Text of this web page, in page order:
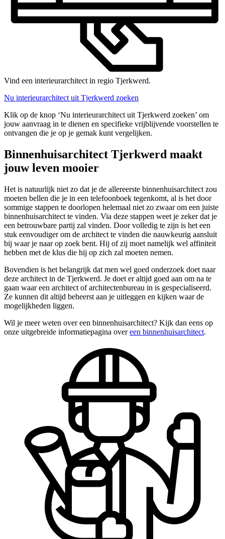
Vind een interieurarchitect in regio Tjerkwerd.
Nu interieurarchitect uit Tjerkwerd zoeken
Klik op de knop ‘Nu interieurarchitect uit Tjerkwerd zoeken’ om
jouw aanvraag in te dienen en specifieke vrijblijvende voorstellen te
ontvangen die je op je gemak kunt vergelijken.
Binnenhuisarchitect Tjerkwerd maakt
jouw leven mooier
Het is natuurlijk niet zo dat je de allereerste binnenhuisarchitect zou
moeten bellen die je in een telefoonboek tegenkomt, al is het door
sommige stappen te doorlopen helemaal niet zo zwaar om een juiste
binnenhuisarchitect te vinden. Via deze stappen weet je zeker dat je
een betrouwbare partij zal vinden. Door volledig te zijn is het een
stuk eenvoudiger om de architect te vinden die nauwkeurig aansluit
bij waar je naar op zoek bent. Hij of zij moet namelijk wel affiniteit
hebben met de klus die hij op zich zal moeten nemen.
Bovendien is het belangrijk dat men wel goed onderzoek doet naar
deze architect in de Tjerkwerd. Je doet er altijd goed aan om na te
gaan waar een architect of architectenbureau in is gespecialiseerd.
Ze kunnen dit altijd beheerst aan je uitleggen en kijken waar de
mogelijkheden liggen.
Wil je meer weten over een binnenhuisarchitect? Kijk dan eens op
onze uitgebreide informatiepagina overeen binnenhuisarchitect.